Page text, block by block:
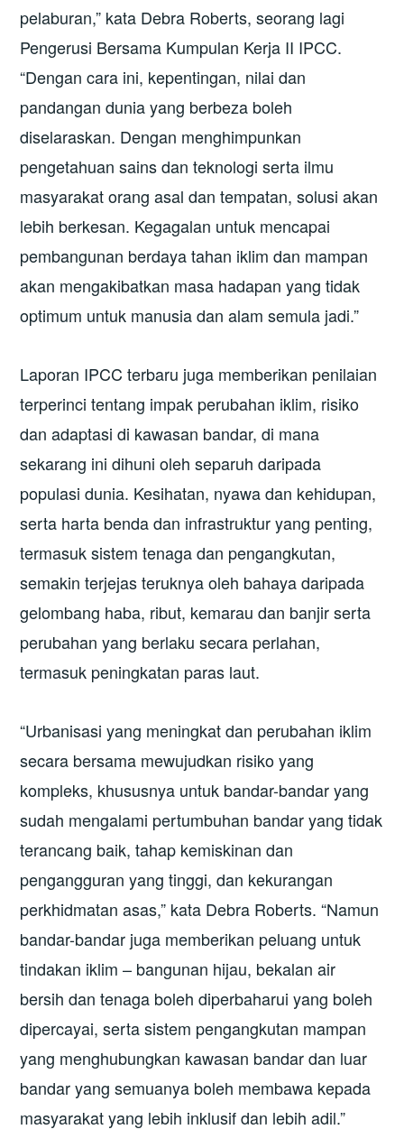
pelaburan,” kata Debra Roberts, seorang lagi
Pengerusi Bersama Kumpulan Kerja II IPCC.
“Dengan cara ini, kepentingan, nilai dan
pandangan dunia yang berbeza boleh
diselaraskan. Dengan menghimpunkan
pengetahuan sains dan teknologi serta ilmu
masyarakat orang asal dan tempatan, solusi akan
lebih berkesan. Kegagalan untuk mencapai
pembangunan berdaya tahan iklim dan mampan
akan mengakibatkan masa hadapan yang tidak
optimum untuk manusia dan alam semula jadi.”
Laporan IPCC terbaru juga memberikan penilaian
terperinci tentang impak perubahan iklim, risiko
dan adaptasi di kawasan bandar, di mana
sekarang ini dihuni oleh separuh daripada
populasi dunia. Kesihatan, nyawa dan kehidupan,
serta harta benda dan infrastruktur yang penting,
termasuk sistem tenaga dan pengangkutan,
semakin terjejas teruknya oleh bahaya daripada
gelombang haba, ribut, kemarau dan banjir serta
perubahan yang berlaku secara perlahan,
termasuk peningkatan paras laut.
“Urbanisasi yang meningkat dan perubahan iklim
secara bersama mewujudkan risiko yang
kompleks, khususnya untuk bandar-bandar yang
sudah mengalami pertumbuhan bandar yang tidak
terancang baik, tahap kemiskinan dan
pengangguran yang tinggi, dan kekurangan
perkhidmatan asas,” kata Debra Roberts. “Namun
bandar-bandar juga memberikan peluang untuk
tindakan iklim – bangunan hijau, bekalan air
bersih dan tenaga boleh diperbaharui yang boleh
dipercayai, serta sistem pengangkutan mampan
yang menghubungkan kawasan bandar dan luar
bandar yang semuanya boleh membawa kepada
masyarakat yang lebih inklusif dan lebih adil.”